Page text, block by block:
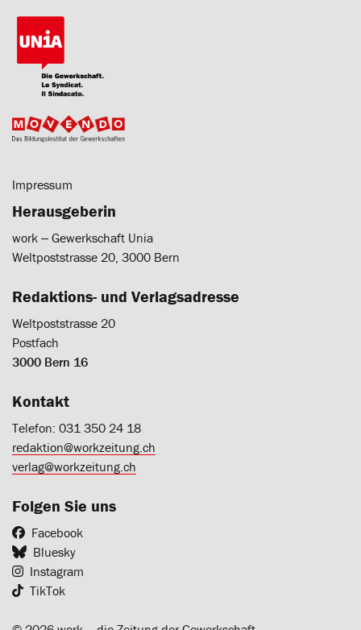
Impressum
Herausgeberin
work ‒ Gewerkschaft Unia
Weltpoststrasse 20, 3000 Bern
Redaktions- und Verlagsadresse
Weltpoststrasse 20
Postfach
3000 Bern 16
Kontakt
Telefon: 031 350 24 18
redaktion@workzeitung.ch
verlag@workzeitung.ch
Folgen Sie uns
Facebook
Bluesky
Instagram
TikTok